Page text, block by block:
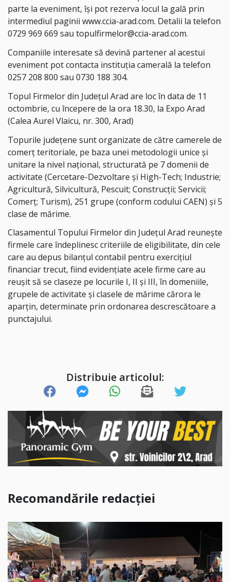
parte la eveniment, îşi pot rezerva locul la gală prin
intermediul paginii www.ccia-arad.com. Detalii la telefon
0729 969 669 sau topulfirmelor@ccia-arad.com.
Companiile interesate să devină partener al acestui
eveniment pot contacta instituţia camerală la telefon
0257 208 800 sau 0730 188 304.
Topul Firmelor din Județul Arad are loc în data de 11
octombrie, cu începere de la ora 18.30, la Expo Arad
(Calea Aurel Vlaicu, nr. 300, Arad)
Topurile județene sunt organizate de către camerele de
comerț teritoriale, pe baza unei metodologii unice și
unitare la nivel național, structurată pe 7 domenii de
activitate (Cercetare-Dezvoltare și High-Tech; Industrie;
Agricultură, Silvicultură, Pescuit; Construcții; Servicii;
Comerț; Turism), 251 grupe (conform codului CAEN) și 5
clase de mărime.
Clasamentul Topului Firmelor din Județul Arad reunește
firmele care îndeplinesc criteriile de eligibilitate, din cele
care au depus bilanţul contabil pentru exerciţiul
financiar trecut, fiind evidenţiate acele firme care au
reuşit să se claseze pe locurile I, II şi III, în domeniile,
grupele de activitate şi clasele de mărime cărora le
aparțin, determinate prin ordonarea descrescătoare a
punctajului.
Distribuie articolul:
Recomandările redacției